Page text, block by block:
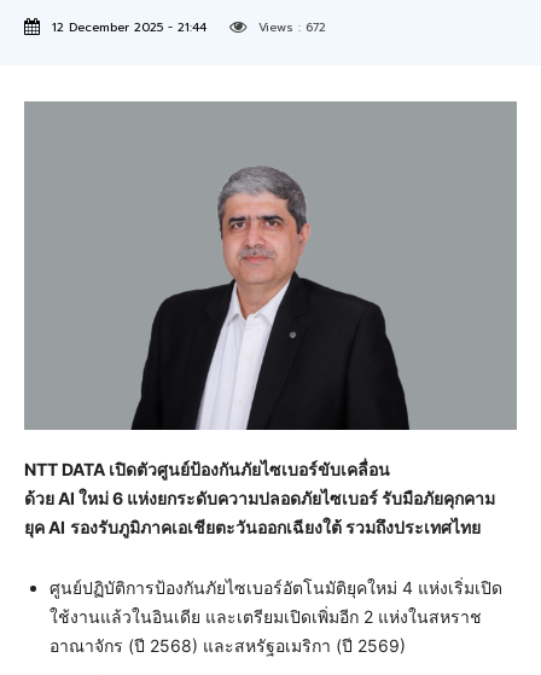
12 December 2025 - 21:44 Views : 672
NTT DATA เปิดตัวศูนย์ป้องกันภัยไซเบอร์ขับเคลื่อน
ด้วย AI ใหม่ 6 แห่งยกระดับความปลอดภัยไซเบอร์ รับมือภัยคุกคาม
ยุค AI รองรับภูมิภาคเอเชียตะวันออกเฉียงใต้ รวมถึงประเทศไทย
ศูนย์ปฏิบัติการป้องกันภัยไซเบอร์อัตโนมัติยุคใหม่ 4 แห่งเริ่มเปิด
ใช้งานแล้วในอินเดีย และเตรียมเปิดเพิ่มอีก 2 แห่งในสหราช
อาณาจักร (ปี 2568) และสหรัฐอเมริกา (ปี 2569)